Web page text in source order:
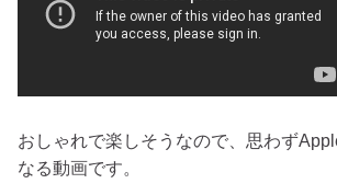
おしゃれで楽しそうなので、思わず
なる動画です。